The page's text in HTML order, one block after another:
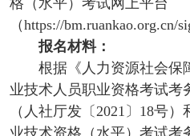
格（水平）考试网上平台
（https://bm.ruankao.org.cn/
报名材料：
根据《人力资源社会保
业技术人员职业资格考试考
（人社厅发〔2021〕18号